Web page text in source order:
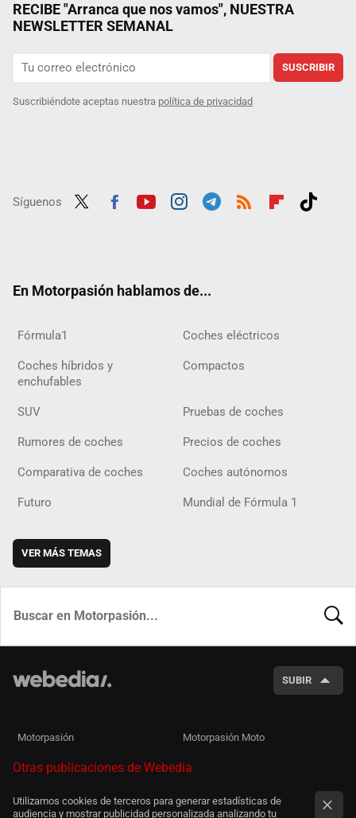
RECIBE "Arranca que nos vamos", NUESTRA
NEWSLETTER SEMANAL
SUSCRIBIR
Suscribiéndote aceptas nuestra política de privacidad
Síguenos
En Motorpasión hablamos de...
Fórmula1 Coches eléctricos
Coches híbridos y
enchufables
Compactos
SUV Pruebas de coches
Rumores de coches Precios de coches
Comparativa de coches Coches autónomos
Futuro Mundial de Fórmula 1
VER MÁS TEMAS
SUBIR
Motorpasión Motorpasión Moto
Otras publicaciones de Webedia
Utilizamos cookies de terceros para generar estadísticas de
audiencia y mostrar publicidad personalizada analizando tu